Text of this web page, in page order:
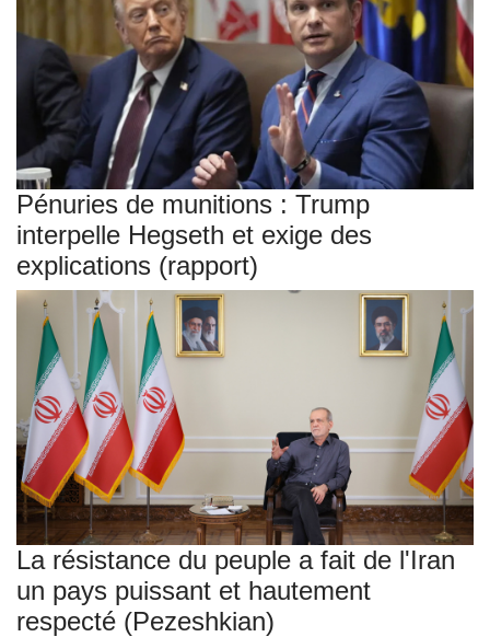
Pénuries de munitions : Trump
interpelle Hegseth et exige des
explications (rapport)
La résistance du peuple a fait de l'Iran
un pays puissant et hautement
respecté (Pezeshkian)